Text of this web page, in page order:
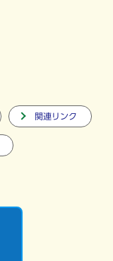
関連リンク